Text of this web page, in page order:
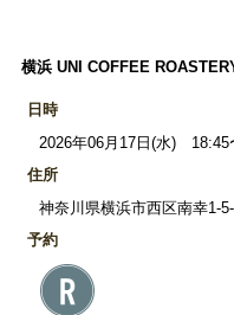
横浜 UNI COFFEE
日時
2026年06月17日(水) 18:45
住所
神奈川県横浜市西区南幸1-
予約